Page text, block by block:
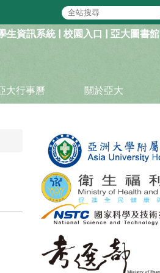
生資訊系統| 校園入口 | 亞大圖書館
大行事曆 關於亞大